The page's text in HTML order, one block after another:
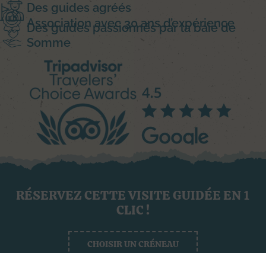
Des guides agréés
Association avec 30 ans d’expérience
Des guides passionnés par la baie de
Somme
CHOISIR UN CRÉNEAU
RÉSERVEZ CETTE VISITE GUIDÉE EN 1
CLIC !